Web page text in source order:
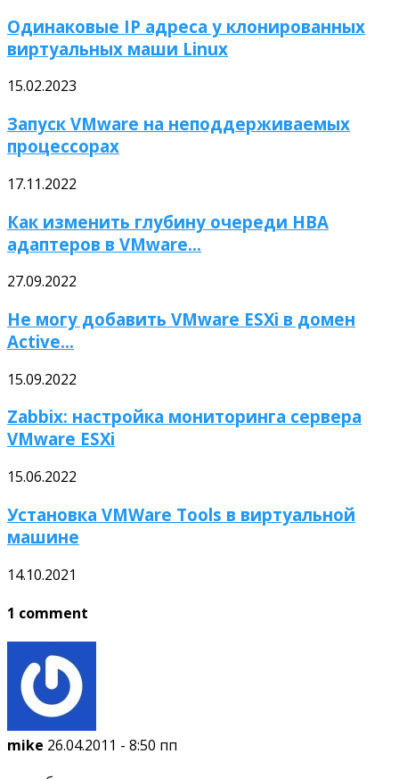
Одинаковые IP адреса у клонированных
виртуальных маши Linux
15.02.2023
Запуск VMware на неподдерживаемых
процессорах
17.11.2022
Как изменить глубину очереди HBA
адаптеров в VMware...
27.09.2022
Не могу добавить VMware ESXi в домен
Active...
15.09.2022
Zabbix: настройка мониторинга сервера
VMware ESXi
15.06.2022
Установка VMWare Tools в виртуальной
машине
14.10.2021
1 comment
mike 26.04.2011 - 8:50 пп